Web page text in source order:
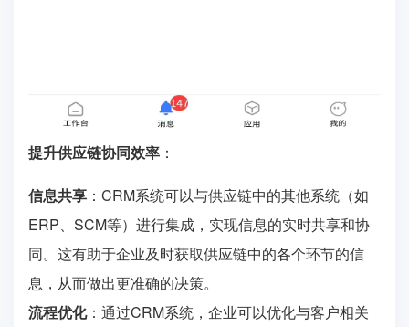
提升供应链协同效率 ：
信息共享 ：CRM系统可以与供应链中的其他系统（如
ERP、SCM等）进行集成，实现信息的实时共享和协
同。这有助于企业及时获取供应链中的各个环节的信
息，从而做出更准确的决策。
流程优化：通过CRM系统，企业可以优化与客户相关